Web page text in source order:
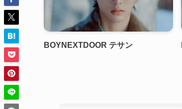
BOYNEXTDOOR テサン